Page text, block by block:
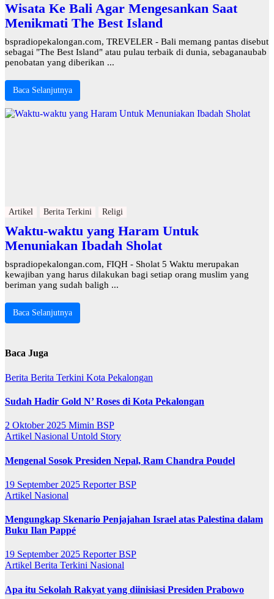
Wisata Ke Bali Agar Mengesankan Saat
Menikmati The Best Island
bspradiopekalongan.com, TREVELER - Bali memang pantas disebut
sebagai "The Best Island" atau pulau terbaik di dunia, sebaganaubab
penobatan yang diberikan ...
Baca Selanjutnya
Artikel Berita Terkini Religi
Waktu-waktu yang Haram Untuk
Menuniakan Ibadah Sholat
bspradiopekalongan.com, FIQH - Sholat 5 Waktu merupakan
kewajiban yang harus dilakukan bagi setiap orang muslim yang
beriman yang sudah baligh ...
Baca Selanjutnya
Baca Juga
Berita Berita Terkini Kota Pekalongan
Sudah Hadir Gold N’ Roses di Kota Pekalongan
2 Oktober 2025 Mimin BSP
Artikel Nasional Untold Story
Mengenal Sosok Presiden Nepal, Ram Chandra Poudel
19 September 2025 Reporter BSP
Artikel Nasional
Mengungkap Skenario Penjajahan Israel atas Palestina dalam
Buku Ilan Pappé
19 September 2025 Reporter BSP
Artikel Berita Terkini Nasional
Apa itu Sekolah Rakyat yang diinisiasi Presiden Prabowo